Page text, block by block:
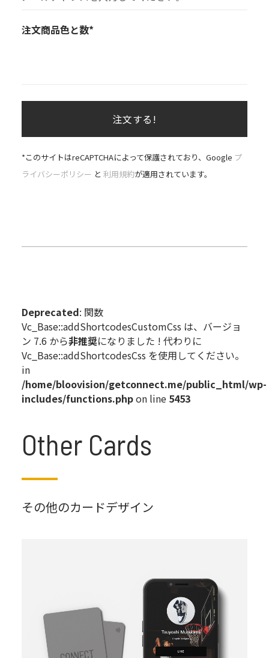
注文商品色と数*
*このサイトはreCAPTCHAによって保護されており、Google プ
ライバシーポリシー と 利用規約が適用されています。
Deprecated: 関数
Vc_Base::addShortcodesCustomCss は、バージョ
ン 7.6 から非推奨になりました ! 代わりに
Vc_Base::addShortcodesCss を使用してください。
in
/home/bloovision/getconnect.me/public_html/wp-
includes/functions.phpon line 5453
Other Cards
その他のカードデザイン